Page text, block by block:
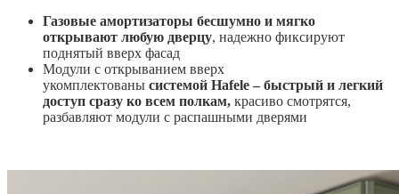
Газовые амортизаторы бесшумно и мягко
открывают любую дверцу, надежно фиксируют
поднятый вверх фасад
Модули с открыванием вверх
укомплектованы системой Hafele – быстрый и легкий
доступ сразу ко всем полкам, красиво смотрятся,
разбавляют модули с распашными дверями